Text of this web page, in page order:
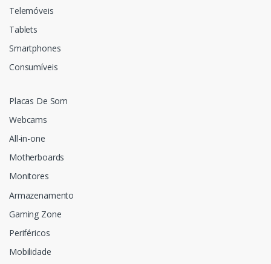
Telemóveis
Tablets
Smartphones
Consumíveis
Placas De Som
Webcams
All-in-one
Motherboards
Monitores
Armazenamento
Gaming Zone
Periféricos
Mobilidade